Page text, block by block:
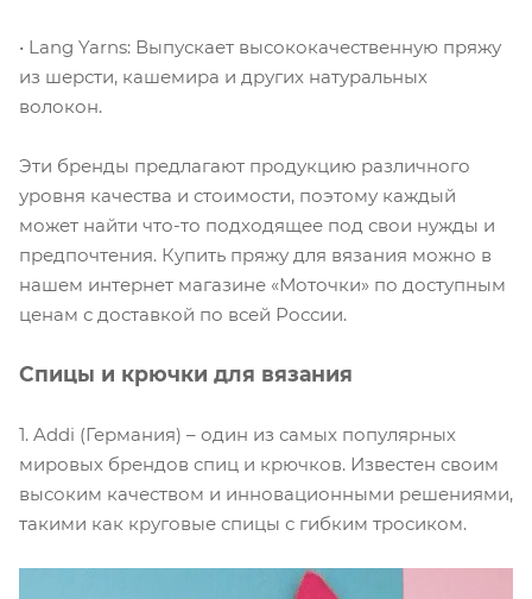
• Lang Yarns: Выпускает высококачественную пряжу
из шерсти, кашемира и других натуральных
волокон.
Эти бренды предлагают продукцию различного
уровня качества и стоимости, поэтому каждый
может найти что-то подходящее под свои нужды и
предпочтения. Купить пряжу для вязания можно в
нашем интернет магазине «Моточки» по доступным
ценам с доставкой по всей России.
Спицы и крючки для вязания
1. Addi (Германия) – один из самых популярных
мировых брендов спиц и крючков. Известен своим
высоким качеством и инновационными решениями,
такими как круговые спицы с гибким тросиком.